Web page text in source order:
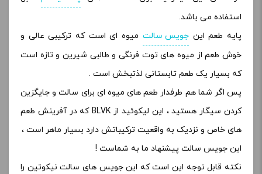
استفاده می باشد.
پایه طعم اینجویس سالت میوه ای است که ترکیبی عالی و
خوش طعم از میوه های توت فرنگی و طالبی شیرین و تازه است
که بسیار یک طعم تابستانی لذتبخش است .
پس اگر شما هم طرفدار طعم های میوه ای برای سالت و جایگزین
کردن سیگار هستید ، این لیکوئید از BLVK که در آفرینش طعم
های خاص و نزدیک به واقعیت ترکیباتش دارد بسیار ماهر است ،
این جویس سالت پیشنهاد ما به شماست !
نکته قابل توجه این است که این جویس های سالت نیکوتین را